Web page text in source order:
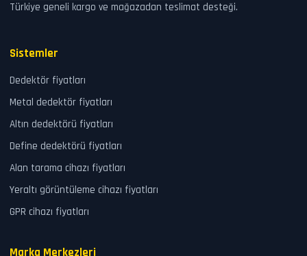
Türkiye geneli kargo ve mağazadan teslimat desteği.
Sistemler
Dedektör fiyatları
Metal dedektör fiyatları
Altın dedektörü fiyatları
Define dedektörü fiyatları
Alan tarama cihazı fiyatları
Yeraltı görüntüleme cihazı fiyatları
GPR cihazı fiyatları
Marka Merkezleri